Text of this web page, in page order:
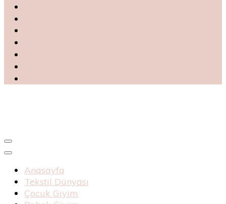
Haknur Bebe
Anasayfa
Tekstil Dünyası
Çocuk Giyim